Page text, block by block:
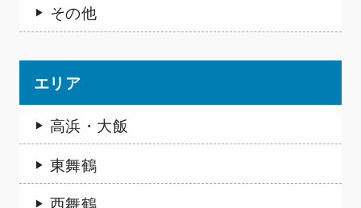
その他
エリア
高浜・大飯
東舞鶴
西舞鶴